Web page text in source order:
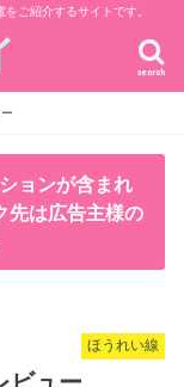
ご紹介するサイトです。
search
ョンが含まれ
先は広告主様の
ほうれい線
ビュー